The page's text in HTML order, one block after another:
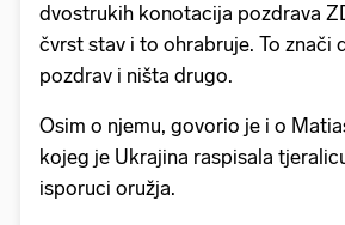
dvostrukih konotacija pozdrava
čvrst stav i to ohrabruje. To znači
pozdrav i ništa drugo.
Osim o njemu, govorio je i o
kojeg je Ukrajina raspisala
isporuci oružja.